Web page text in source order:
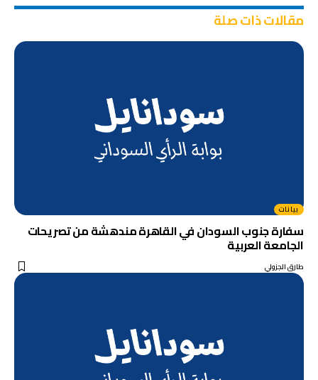
مقالات ذات صلة
بيانات
سفارة جنوب السودان في القاهرة مندهشة من تصريحات
الجامعة العربية
طارق الجزولي